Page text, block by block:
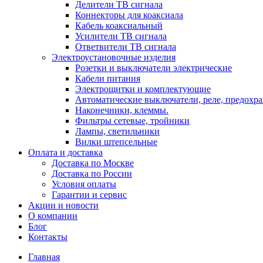
Делители ТВ сигнала
Коннекторы для коаксиала
Кабель коаксиальный
Усилители ТВ сигнала
Ответвители ТВ сигнала
Электроустановочные изделия
Розетки и выключатели электрические
Кабели питания
Электрощитки и комплектующие
Автоматические выключатели, реле,
Наконечники, клеммы.
Фильтры сетевые, тройники
Лампы, светильники
Вилки штепсельные
Оплата и доставка
Доставка по Москве
Доставка по России
Условия оплаты
Гарантии и сервис
Акции и новости
О компании
Блог
Контакты
Главная